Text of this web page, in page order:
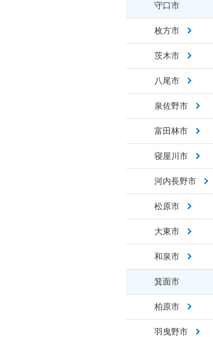
守口市
枚方市
茨木市
八尾市
泉佐野市
富田林市
寝屋川市
河内長野市
松原市
大東市
和泉市
箕面市
柏原市
羽曳野市